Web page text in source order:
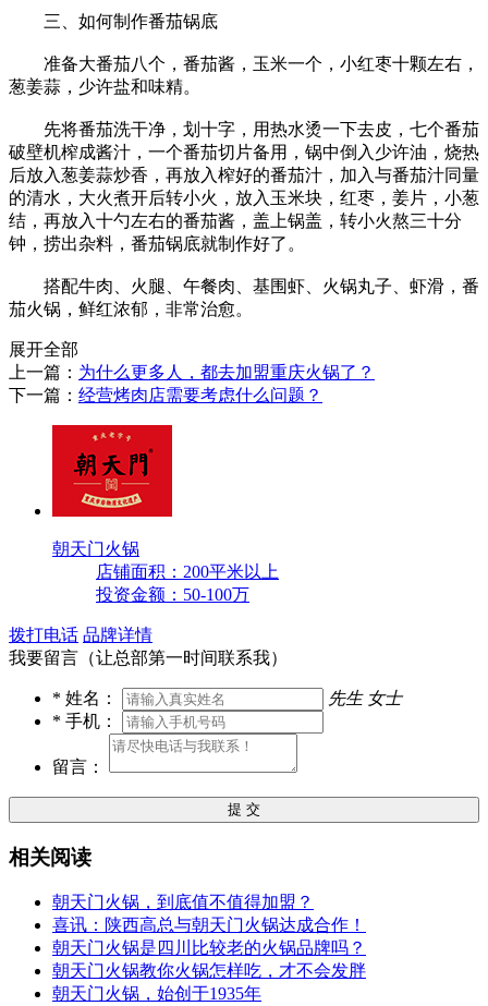
三、如何制作番茄锅底
准备大番茄八个，番茄酱，玉米一个，小红枣十颗左右，
葱姜蒜，少许盐和味精。
先将番茄洗干净，划十字，用热水烫一下去皮，七个番茄
破壁机榨成酱汁，一个番茄切片备用，锅中倒入少许油，烧热
后放入葱姜蒜炒香，再放入榨好的番茄汁，加入与番茄汁同量
的清水，大火煮开后转小火，放入玉米块，红枣，姜片，小葱
结，再放入十勺左右的番茄酱，盖上锅盖，转小火熬三十分
钟，捞出杂料，番茄锅底就制作好了。
搭配牛肉、火腿、午餐肉、基围虾、火锅丸子、虾滑，番
茄火锅，鲜红浓郁，非常治愈。
展开全部
上一篇： 为什么更多人，都去加盟重庆火锅了？
下一篇： 经营烤肉店需要考虑什么问题？
朝天门火锅
店铺面积：200平米以上
投资金额：50-100万
拨打电话 品牌详情
我要留言（让总部第一时间联系我）
* 姓名： 先生 女士
* 手机：
留言：
提 交
相关阅读
朝天门火锅，到底值不值得加盟？
喜讯：陕西高总与朝天门火锅达成合作！
朝天门火锅是四川比较老的火锅品牌吗？
朝天门火锅教你火锅怎样吃，才不会发胖
朝天门火锅，始创于1935年